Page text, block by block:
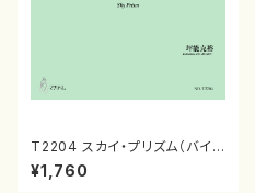
T2204 スカイ・プリズム（バイオ
リン， 打楽器/坪能克裕/楽譜）
¥1,760